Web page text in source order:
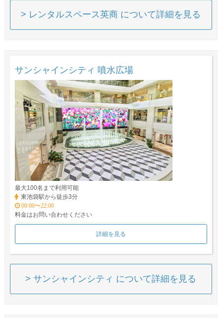
> レンタルスペース英商 について詳細を見る
サンシャインシティ 噴水広場
最大100名まで利用可能
東池袋駅から徒歩3分
08:00〜22:00
料金はお問い合わせください
詳細を見る
> サンシャインシティ について詳細を見る